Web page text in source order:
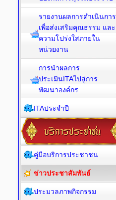
รายงานผลการดำเนินการ
เพื่อส่งเสริมคุณธรรม และ
ความโปร่งใสภายใน
หน่วยงาน
การนำผลการ
ประเมินITAไปสู่การ
พัฒนาองค์กร
ITAประจำปี
คู่มือบริการประชาชน
ข่าวประชาสัมพันธ์
ประมวลภาพกิจกรรม